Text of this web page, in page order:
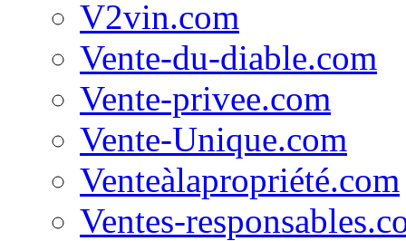
V2vin.com
Vente-du-diable.com
Vente-privee.com
Vente-Unique.com
Venteàlapropriété.com
Ventes-